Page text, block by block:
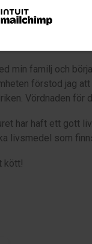
passar till
matglädjen och
familj och
förstod jag
Vördnaden för
har haft ett gott
livsmedel som
kött!